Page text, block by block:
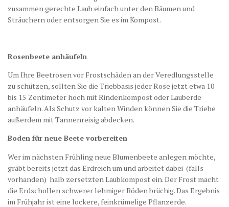
zusammen gerechte Laub einfach unter den Bäumen und
Sträuchern oder entsorgen Sie es im Kompost.
Rosenbeete anhäufeln
Um Ihre Beetrosen vor Frostschäden an der Veredlungsstelle
zu schützen, sollten Sie die Triebbasis jeder Rose jetzt etwa 10
bis 15 Zentimeter hoch mit Rindenkompost oder Lauberde
anhäufeln. Als Schutz vor kalten Winden können Sie die Triebe
außerdem mit Tannenreisig abdecken.
Boden für neue Beete vorbereiten
Wer im nächsten Frühling neue Blumenbeete anlegen möchte,
gräbt bereits jetzt das Erdreich um und arbeitet dabei  (falls
vorhanden)  halb zersetzten Laubkompost ein. Der Frost macht
die Erdschollen schwerer lehmiger Böden brüchig. Das Ergebnis
im Frühjahr ist eine lockere, feinkrümelige Pflanzerde.